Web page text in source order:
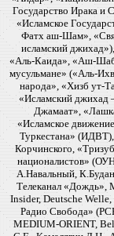
Государство Ирака и
«Исламское
Фатх аш-Шам»,
исламский
«Аль-Каида», «Аш-
мусульмане» («Аль-
народа», «Хизб ут-
«Исламский джихад
Джамаат»,
«Исламское
Туркестана»
Корчинского,
националистов»
А.Навальный,
Телеканал «Дождь»,
Insider, Deutsche
Радио Свобода»
MEDIUM-ORIENT,